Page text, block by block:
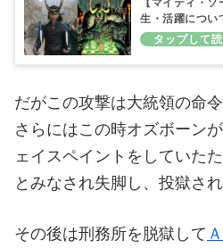
【マイティ・
生・活躍につい
だがこの攻撃は大統領の命
さらにはこの時オズボーン
ェイスペイントをしていた
とみなされ失脚し、投獄され
その後は刑務所を脱獄して